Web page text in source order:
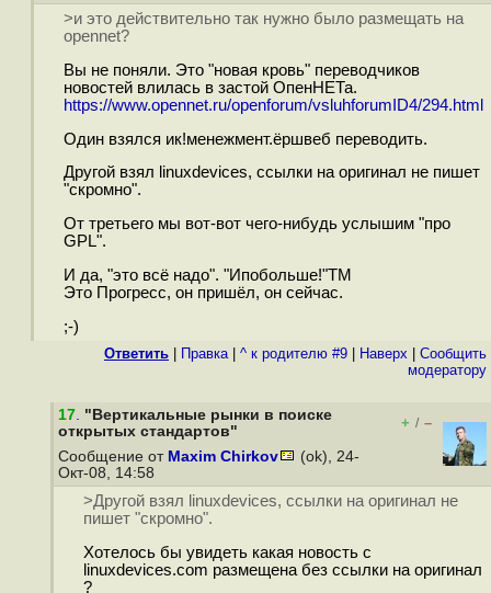
>и это действительно так нужно было размещать на
opennet?
Вы не поняли. Это "новая кровь" переводчиков
новостей влилась в застой ОпенНЕТа.
https://www.opennet.ru/openforum/vsluhforumID4/294.html
Один взялся ик!менежмент.ёршвеб переводить.
Другой взял linuxdevices, ссылки на оригинал не пишет
"скромно".
От третьего мы вот-вот чего-нибудь услышим "про
GPL".
И да, "это всё надо". "Ипобольше!"ТМ
Это Прогресс, он пришёл, он сейчас.
;-)
Ответить Правка| ^ к родителю #9 Наверх
Cообщить
модератору
17. "Вертикальные рынки в поиске
открытых стандартов"
+ / –
Сообщение от Maxim Chirkov
(ok), 24-
Окт-08, 14:58
>Другой взял linuxdevices, ссылки на оригинал не
пишет "скромно".
Хотелось бы увидеть какая новость с
linuxdevices.com размещена без ссылки на оригинал
?